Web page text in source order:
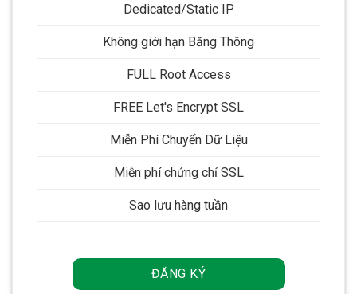
Dedicated/Static IP
Không giới hạn Băng Thông
FULL Root Access
FREE Let's Encrypt SSL
Miễn Phí Chuyển Dữ Liệu
Miễn phí chứng chỉ SSL
Sao lưu hàng tuần
ĐĂNG KÝ